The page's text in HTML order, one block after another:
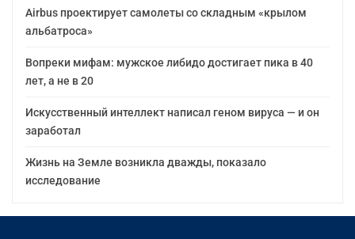
Airbus проектирует самолеты со складным «крылом
альбатроса»
Вопреки мифам: мужское либидо достигает пика в 40
лет, а не в 20
Искусственный интеллект написал геном вируса — и он
заработал
Жизнь на Земле возникла дважды, показало
исследование